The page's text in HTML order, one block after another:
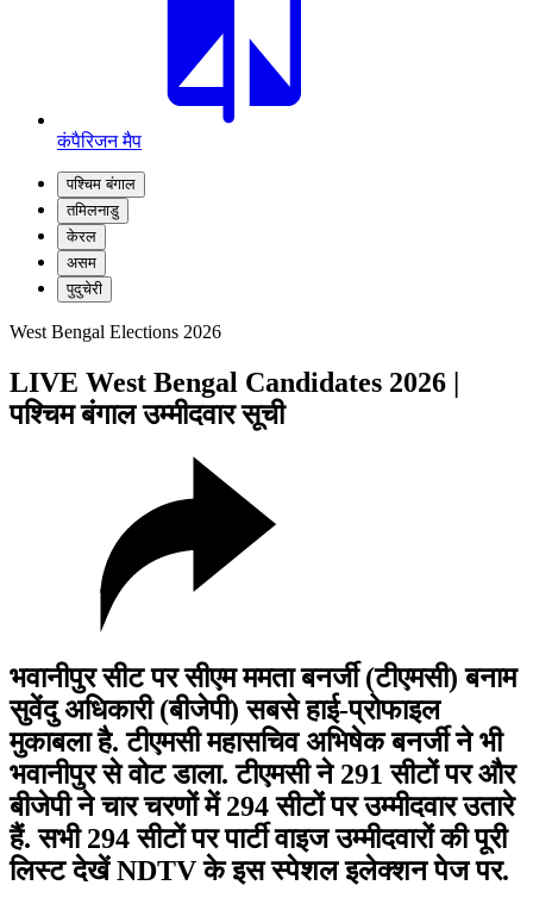
कंपैरिजन मैप
पश्चिम बंगाल
तमिलनाडु
केरल
असम
पुदुचेरी
West Bengal Elections 2026
LIVE West Bengal Candidates 2026 |
पश्चिम बंगाल उम्मीदवार सूची
भवानीपुर सीट पर सीएम ममता बनर्जी (टीएमसी) बनाम
सुवेंदु अधिकारी (बीजेपी) सबसे हाई-प्रोफाइल
मुकाबला है. टीएमसी महासचिव अभिषेक बनर्जी ने भी
भवानीपुर से वोट डाला. टीएमसी ने 291 सीटों पर और
बीजेपी ने चार चरणों में 294 सीटों पर उम्मीदवार उतारे
हैं. सभी 294 सीटों पर पार्टी वाइज उम्मीदवारों की पूरी
लिस्ट देखें NDTV के इस स्पेशल इलेक्शन पेज पर.